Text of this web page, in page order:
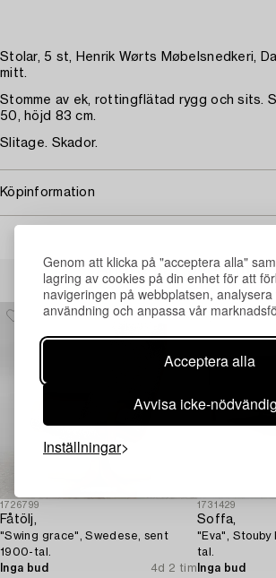
Genom att klicka på "acceptera alla"
lagring av cookies på din enhet för att
navigeringen på webbplatsen,
användning och anpassa vår
Acceptera alla
Avvisa icke-
Inställningar
Stolar, 5 st, Henrik Wørts Møbelsnedkeri,
mitt.
Stomme av ek, rottingflätad rygg och sits.
50, höjd 83 cm.
Slitage. Skador.
Köpinformation
Andra har även
1726799
Fåtölj,
"Swing grace", Swedese, sent
1900-tal.
Inga bud
4d 2 tim
1731429
Soffa,
"Eva",
tal.
Inga bud